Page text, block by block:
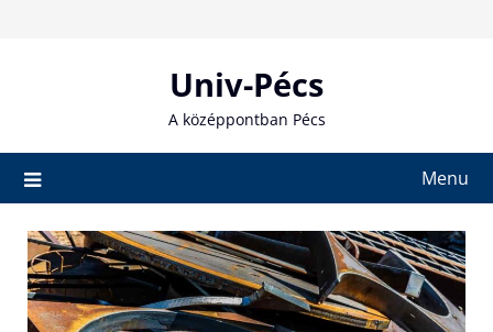
Univ-Pécs
A középpontban Pécs
Menu